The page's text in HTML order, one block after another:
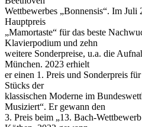
Wettbewerbes „Bonnensis“. Im Juli
Hauptpreis
„Mamortaste“ für das beste
Klavierpodium und zehn
weitere Sonderpreise, u.a. die
München. 2023 erhielt
er einen 1. Preis und Sonderpreis
Stücks der
klassischen Moderne im
Musiziert“. Er gewann den
3. Preis beim „13. Bach-